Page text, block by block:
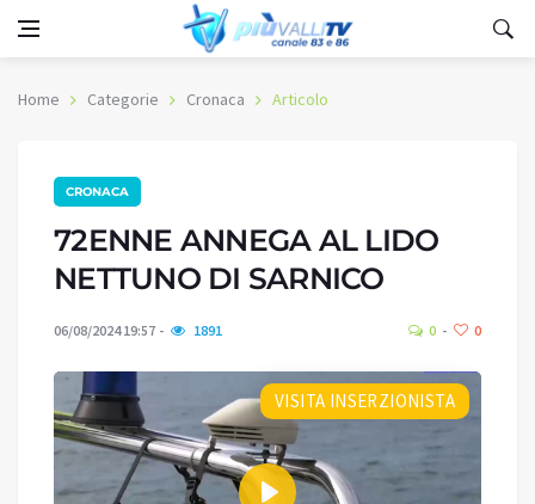
Home Categorie Cronaca Articolo
CRONACA
72ENNE ANNEGA AL LIDO
NETTUNO DI SARNICO
06/08/2024 19:57 1891 0 0
VISITA INSERZIONISTA